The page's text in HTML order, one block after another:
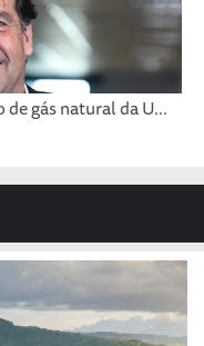
gás natural da U...